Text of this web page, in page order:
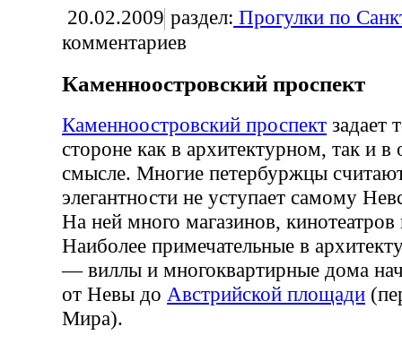
20.02.2009 раздел: Прогулки по
комментариев
Каменноостровский проспект
Каменноостровский проспект задает
стороне как в архитектурном, так и
смысле. Многие петербуржцы
элегантности не уступает самому
На ней много магазинов, кинотеатров
Наиболее примечательные в
— виллы и многоквартирные дома
от Невы до Австрийской площади
Мира).